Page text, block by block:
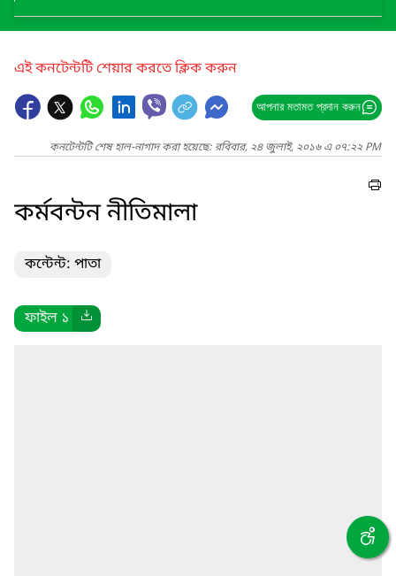
এই কনটেন্টটি শেয়ার করতে ক্লিক করুন
আপনার মতামত প্রদান করুন
কনটেন্টটি শেষ হাল-নাগাদ করা হয়েছে: রবিবার, ২৪ জুলাই, ২০১৬ এ ০৭:২২ PM
কর্মবন্টন নীতিমালা
কন্টেন্ট: পাতা
ফাইল ১